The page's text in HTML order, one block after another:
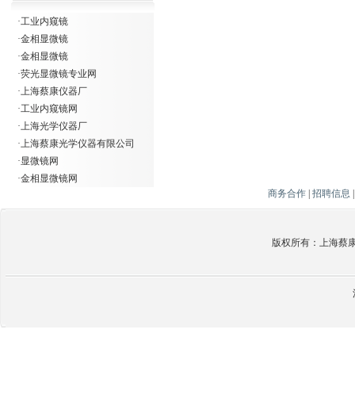
·工业内窥镜
·金相显微镜
·金相显微镜
·荧光显微镜专业网
·上海蔡康仪器厂
·工业内窥镜网
·上海光学仪器厂
·上海蔡康光学仪器有限公司
·显微镜网
·金相显微镜网
商务合作 招聘信息
版权所有：上海蔡